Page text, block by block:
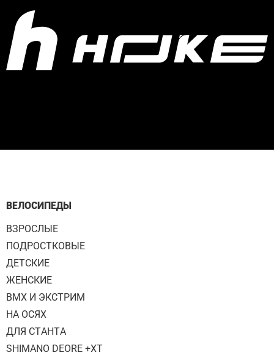
ВЕЛОСИПЕДЫ
ВЗРОСЛЫЕ
ПОДРОСТКОВЫЕ
ДЕТСКИЕ
ЖЕНСКИЕ
BMX И ЭКСТРИМ
НА ОСЯХ
ДЛЯ СТАНТА
SHIMANO DEORE +XT